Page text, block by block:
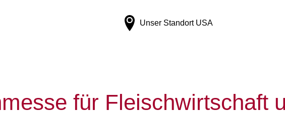
Unser Standort USA
für Fleischwirtschaft